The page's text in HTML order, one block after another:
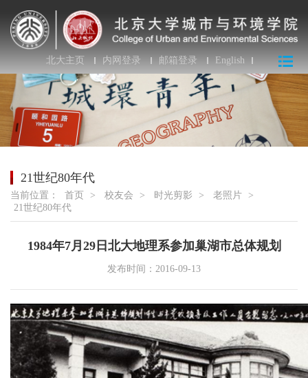
北大主页 内网登录 邮箱登录 English
21世纪80年代
当前位置： 首页 > 校友会 > 时光剪影 > 老照片
>
21世纪80年代
1984年7月29日北大地理系参加巢湖市总体规划
发布时间：2016-09-13